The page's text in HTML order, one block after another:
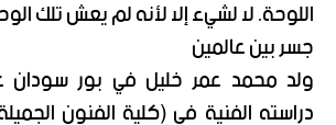
اللوحة. لا لشيء إلا لأنه لم يعش تلك
جسر بين عالمين
دراسته الفنية في (كلية الفنون